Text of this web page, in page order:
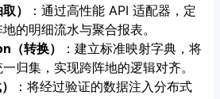
）
：通过高性能 API 适配器，定
的明细流水与聚合报表。
转换）
：建立标准映射字典，将
归集，实现跨阵地的逻辑对齐。
：将经过验证的数据注入分布式